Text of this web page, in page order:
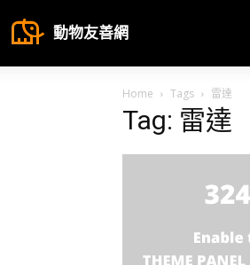
動物友善網
Home Tags 雷達
Tag: 雷達